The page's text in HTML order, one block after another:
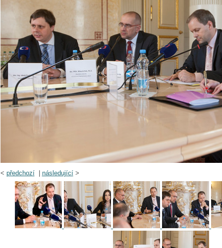
< předchozí| následující>